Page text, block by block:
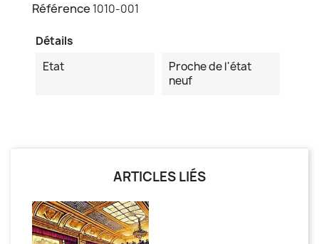
Référence 1010-001
Détails
Etat
Proche de l'état
neuf
ARTICLES LIÉS